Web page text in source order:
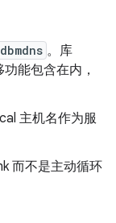
。库
能包含在内，
主机名作为服
而不是主动循环